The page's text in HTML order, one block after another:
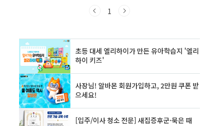
상)• 드라이버, 망치 등 공구류• 총기류, 모형 총기, 탄약• 활, 석궁, 화살•
물로 운송 가능합니다. ✅날카로운 물체와 무기류, 어떻게 처리해야 할까
요?날카로운 물체 및 무기류 처리 방법 알아보기 👈 액체..
1